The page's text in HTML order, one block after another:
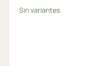
Sin variantes